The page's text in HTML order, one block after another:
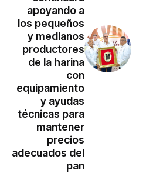
apoyando a
los pequeños
y medianos
productores
de la harina
con
equipamiento
y ayudas
técnicas para
mantener
precios
adecuados del
pan